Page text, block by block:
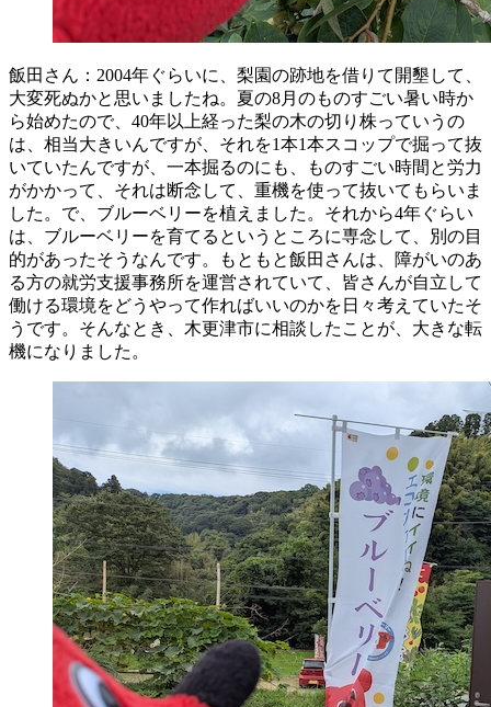
飯田さん：2004年ぐらいに、梨園の跡地を借りて開墾して、
大変死ぬかと思いましたね。夏の8月のものすごい暑い時か
ら始めたので、40年以上経った梨の木の切り株っていうの
は、相当大きいんですが、それを1本1本スコップで掘って抜
いていたんですが、一本掘るのにも、ものすごい時間と労力
がかかって、それは断念して、重機を使って抜いてもらいま
した。で、ブルーベリーを植えました。それから4年ぐらい
は、ブルーベリーを育てるというところに専念して、別の目
的があったそうなんです。もともと飯田さんは、障がいのあ
る方の就労支援事務所を運営されていて、皆さんが自立して
働ける環境をどうやって作ればいいのかを日々考えていたそ
うです。そんなとき、木更津市に相談したことが、大きな転
機になりました。